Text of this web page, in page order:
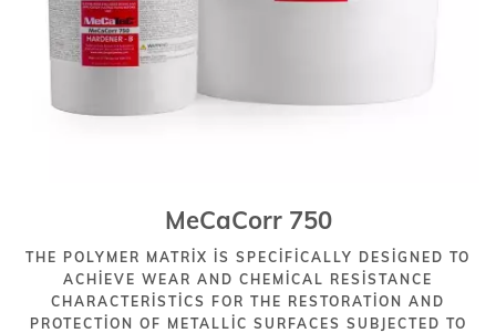
MeCaCorr 750
THE POLYMER MATRIX IS SPECIFICALLY DESIGNED TO
ACHIEVE WEAR AND CHEMICAL RESISTANCE
CHARACTERISTICS FOR THE RESTORATION AND
PROTECTION OF METALLIC SURFACES SUBJECTED TO